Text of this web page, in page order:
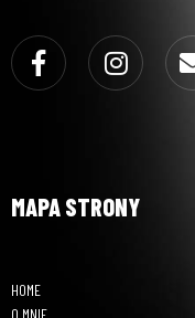
Facebook
MAPA STRONY
HOME
O MNIE